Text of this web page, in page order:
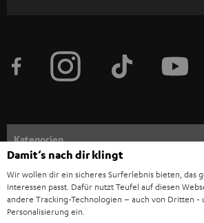
e
n
m
e
l
d
Kategorien
HEIMKINO
HEIMKINO-KOMPLETTANLAGEN
Unternehmen
SUPPORT
Teufel Onlineshops
Damit‘s nach dir klingt
Wir wollen dir ein sicheres Surferlebnis bieten, das
Interessen passt. Dafür nutzt Teufel auf diesen
andere Tracking-Technologien – auch von Dritten -
Personalisierung ein.